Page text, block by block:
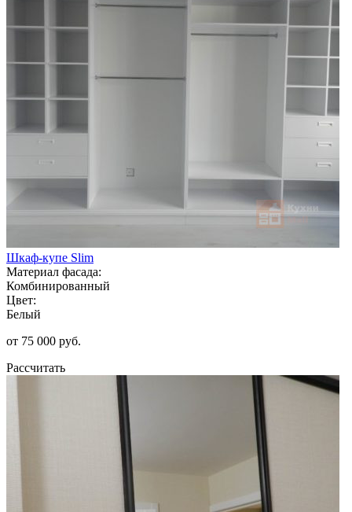
Шкаф-купе Slim
Материал фасада:
Комбинированный
Цвет:
Белый
от 75 000 руб.
Рассчитать